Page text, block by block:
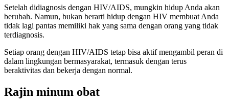
Setelah didiagnosis dengan HIV/AIDS, mungkin hidup Anda akan
berubah. Namun, bukan berarti hidup dengan HIV membuat Anda
tidak lagi pantas memiliki hak yang sama dengan orang yang tidak
terdiagnosis.
Setiap orang dengan HIV/AIDS tetap bisa aktif mengambil peran di
dalam lingkungan bermasyarakat, termasuk dengan terus
beraktivitas dan bekerja dengan normal.
Rajin minum obat